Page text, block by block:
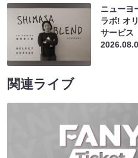
ニューヨ
ラボ! オ
サービス
関連ライブ